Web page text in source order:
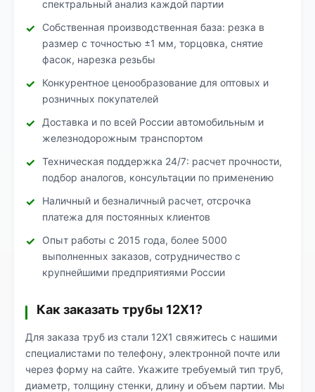
спектральный анализ каждой партии
Собственная производственная база: резка в
размер с точностью ±1 мм, торцовка, снятие
фасок, нарезка резьбы
Конкурентное ценообразование для оптовых и
розничных покупателей
Доставка и по всей России автомобильным и
железнодорожным транспортом
Техническая поддержка 24/7: расчет прочности,
подбор аналогов, консультации по применению
Наличный и безналичный расчет, отсрочка
платежа для постоянных клиентов
Опыт работы с 2015 года, более 5000
выполненных заказов, сотрудничество с
крупнейшими предприятиями России
Как заказать трубы 12Х1?
Для заказа труб из стали 12Х1 свяжитесь с нашими
специалистами по телефону, электронной почте или
через форму на сайте. Укажите требуемый тип труб,
диаметр, толщину стенки, длину и объем партии. Мы